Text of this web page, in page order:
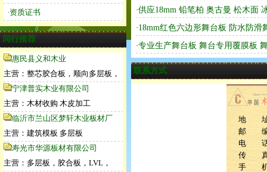
·资质证书
同行推荐
惠民县义和木业
主营：整芯胶合板，顺向多层板，
宁津普实木业有限公司
主营：木材收购 木皮加工
临沂市兰山区梦轩木业板材厂
主营：建筑模板 多层板
寿光市华源板材有限公司
主营：多层板，胶合板，LVL，
·供应18mm 铅笔柏 奥古曼 松木面
·18mm红色六边形舞台板 防水防
·专业生产舞台板 舞台专用覆膜板
联系方式
地 址
邮 编
电 话
传 真
手 机